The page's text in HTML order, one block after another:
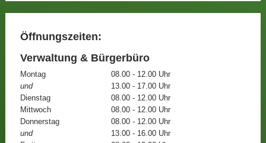
Öffnungszeiten:
Verwaltung & Bürgerbüro
Montag
08.00 - 12.00 Uhr
und
13.00 - 17.00 Uhr
Dienstag
08.00 - 12.00 Uhr
Mittwoch
08.00 - 12.00 Uhr
Donnerstag
08.00 - 12.00 Uhr
und
13.00 - 16.00 Uhr